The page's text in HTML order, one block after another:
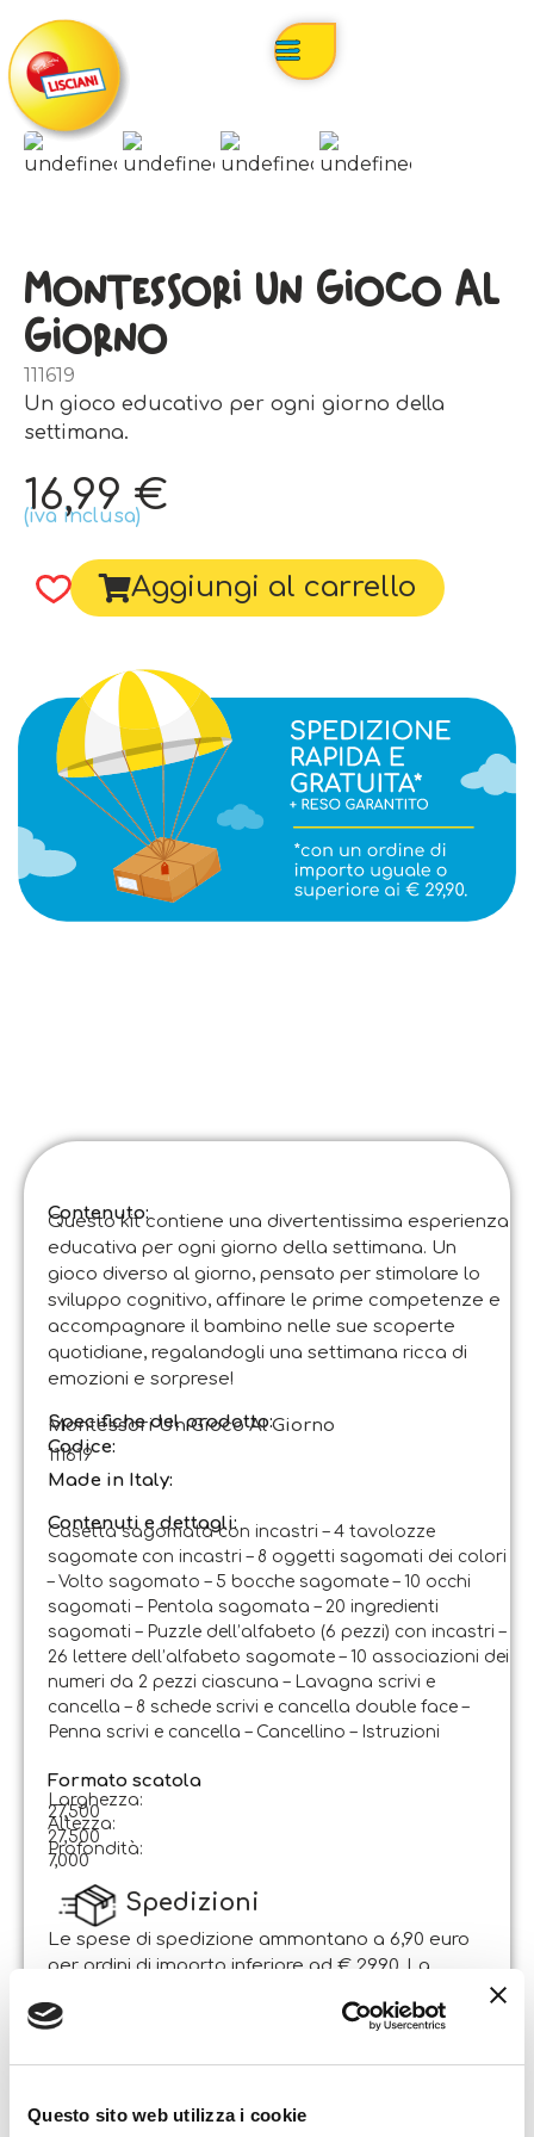
Questo sito web utilizza i cookie
Montessori Un Gioco Al
Giorno
111619
Un gioco educativo per ogni giorno della
settimana.
16,99 €
(iva inclusa)
Aggiungi al carrello
Contenuto:
Questo kit contiene una divertentissima esperienza
educativa per ogni giorno della settimana. Un
gioco diverso al giorno, pensato per stimolare lo
sviluppo cognitivo, affinare le prime competenze e
accompagnare il bambino nelle sue scoperte
quotidiane, regalandogli una settimana ricca di
emozioni e sorprese!
Specifiche del prodotto:
Montessori Un Gioco Al Giorno
Codice:
111619
Made in Italy:
Contenuti e dettagli:
Casetta sagomata con incastri – 4 tavolozze
sagomate con incastri – 8 oggetti sagomati dei colori
– Volto sagomato – 5 bocche sagomate – 10 occhi
sagomati – Pentola sagomata – 20 ingredienti
sagomati – Puzzle dell’alfabeto (6 pezzi) con incastri –
26 lettere dell’alfabeto sagomate – 10 associazioni dei
numeri da 2 pezzi ciascuna – Lavagna scrivi e
cancella – 8 schede scrivi e cancella double face –
Penna scrivi e cancella – Cancellino – Istruzioni
Formato scatola
Larghezza:
27,500
Altezza:
27,500
Profondità:
7,000
Spedizioni
Le spese di spedizione ammontano a 6,90 euro
per ordini di importo inferiore ad € 29,90. La
superiore.
Il pacco sarà spedito entro 1-2 giorni lavorativi
domenica non si effettuano spedizioni.